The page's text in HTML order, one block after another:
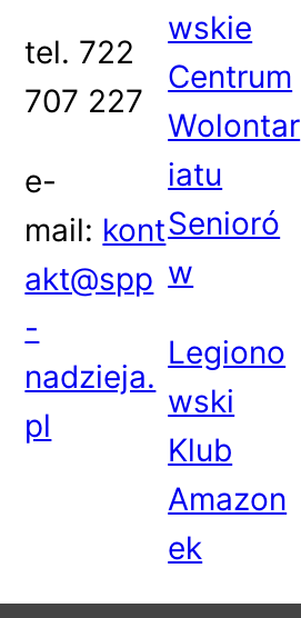
tel. 722
707 227
e-
mail: kont
akt@spp
-
nadzieja.
pl
wskie
Centrum
Wolontar
iatu
Senioró
w
Legiono
wski
Klub
Amazon
ek